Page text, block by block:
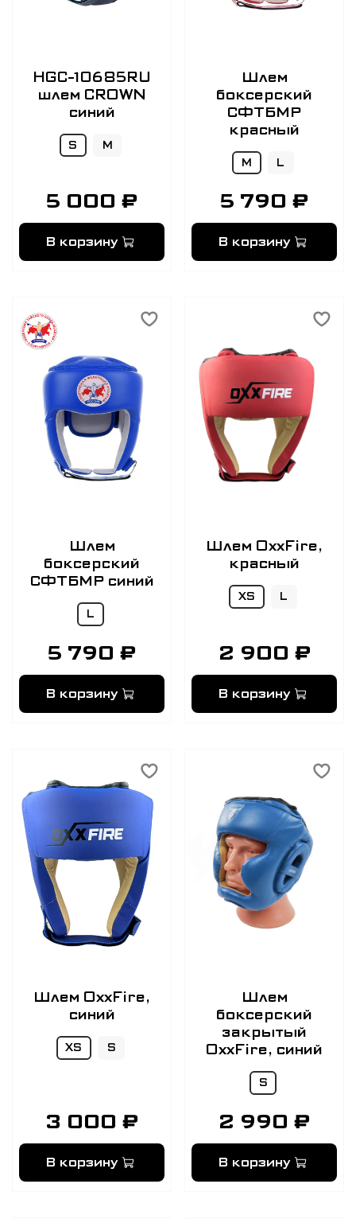
HGC-10685RU
шлем CROWN
синий
S M
5 000 ₽
В корзину
Шлем
боксерский
СФТБМР
красный
M L
5 790 ₽
В корзину
Шлем
боксерский
СФТБМР синий
L
5 790 ₽
В корзину
Шлем OxxFire,
красный
XS L
2 900 ₽
В корзину
Шлем OxxFire,
синий
XS S
3 000 ₽
В корзину
Шлем
боксерский
закрытый
OxxFire, синий
S
2 990 ₽
В корзину